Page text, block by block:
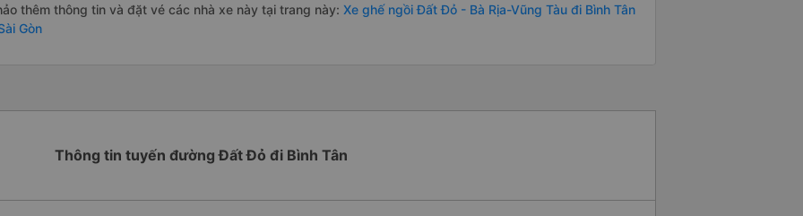
thêm thông tin và đặt vé các nhà xe này tại trang này: Xe ghế ngồi Đất Đỏ - Bà Rịa-Vũng Tàu đi Bình Tân
Gòn
Thông tin tuyến đường Đất Đỏ đi Bình Tân